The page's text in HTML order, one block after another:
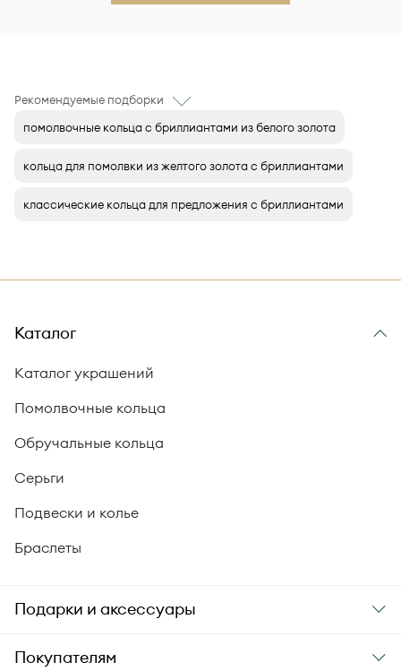
Рекомендуемые подборки
помолвочные кольца с бриллиантами из белого золота
кольца для помолвки из желтого золота с бриллиантами
классические кольца для предложения с бриллиантами
Каталог
Каталог украшений
Помолвочные кольца
Обручальные кольца
Серьги
Подвески и колье
Браслеты
Подарки и аксессуары
Подарки
Покупателям